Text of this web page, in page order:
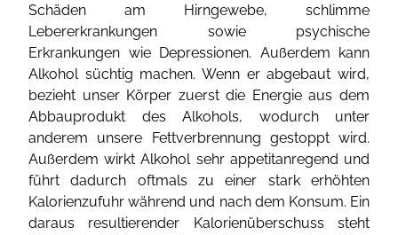
Schäden am Hirngewebe, schlimme
Lebererkrankungen sowie psychische
Erkrankungen wie Depressionen. Außerdem kann
Alkohol süchtig machen. Wenn er abgebaut wird,
bezieht unser Körper zuerst die Energie aus dem
Abbauprodukt des Alkohols, wodurch unter
anderem unsere Fettverbrennung gestoppt wird.
Außerdem wirkt Alkohol sehr appetitanregend und
führt dadurch oftmals zu einer stark erhöhten
Kalorienzufuhr während und nach dem Konsum. Ein
daraus resultierender Kalorienüberschuss steht